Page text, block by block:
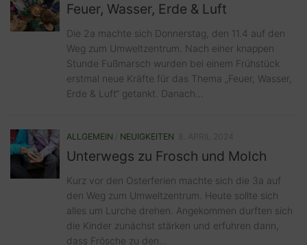
Feuer, Wasser, Erde & Luft
Die 2a machte sich Donnerstag, den 11.4 auf den
Weg zum Umweltzentrum. Nach einer knappen
Stunde Fußmarsch wurden bei einem Frühstück
erstmal neue Kräfte für das Thema „Feuer, Wasser,
Erde & Luft“ getankt. Danach...
ALLGEMEIN NEUIGKEITEN
Unterwegs zu Frosch und Molch
Kurz vor den Osterferien machte sich die 3a auf
den Weg zum Umweltzentrum. Heute sollte sich
alles um Lurche drehen. Angekommen durften sich
die Kinder zunächst stärken und erfuhren dann,
dass Frösche zu den...